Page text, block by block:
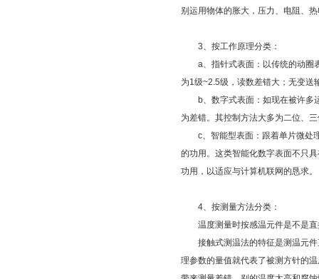
别运用物体的胀大，压力、电阻、
3、按工作原理分类：
a、指针式表面：以传统的动圈表
为1级~2.5级，读数差错大；无变送
b、数字式表面：如现在被许多运
为差错。其控制方法大多为二位、
c、智能型表面：跟着单片微处理
的功用。这类智能化数字表面不只
功用，以适应与计算机联网的恳求。
4、按测量方法分类：
温度测量时按感温元件是不是直
接触式测温法的特征是测温元件
理参数的量值就代表了被测方针的